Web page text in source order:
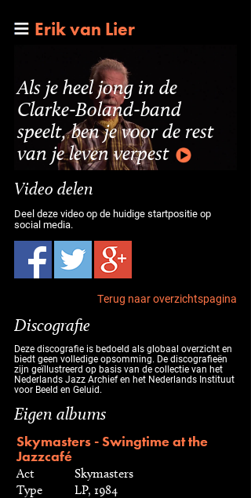
Erik van Lier
Als je heel jong in de
Clarke-Boland-band
speelt, ben je voor de rest
van je leven verpest
Video delen
Deel deze video op de huidige startpositie op
social media.
Terug naar overzichtspagina
Discografie
Deze discografie is bedoeld als globaal overzicht en
biedt geen volledige opsomming. De discografieën
zijn geïllustreerd op basis van de collectie van het
Nederlands Jazz Archief en het Nederlands Instituut
voor Beeld en Geluid.
Eigen albums
Skymasters - Swingtime at the
Jazzcafé
Act
Skymasters
Type
LP, 1984